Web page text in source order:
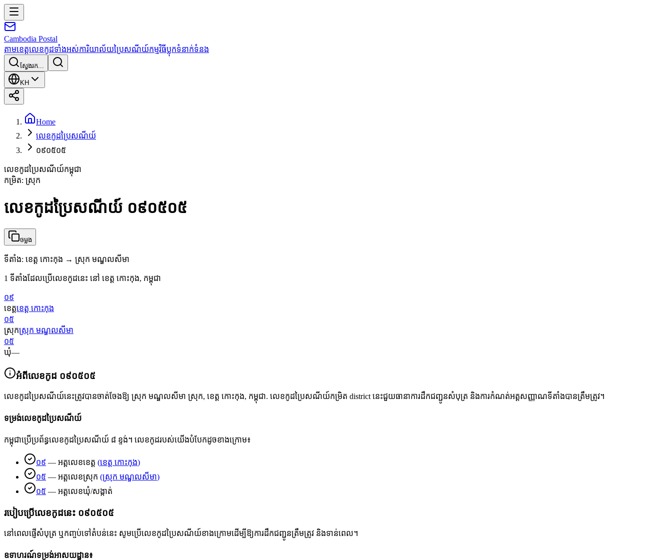
Cambodia Postal
តាមខេត្តលេខកូដទាំងអស់ការិយាល័យប្រៃសណីយ៍កម្មវិធីប្លុកទំនាក់ទំនង
ស្វែងរក...
KH
Home
លេខកូដប្រៃសណីយ៍
០៩០៥០៥
លេខកូដប្រៃសណីយ៍កម្ពុជា
កម្រិត: ស្រុក
លេខកូដប្រៃសណីយ៍ ០៩០៥០៥
ចម្លង
ទីតាំង: ខេត្ត កោះកុង → ស្រុក មណ្ឌលសីមា
1 ទីតាំងដែលប្រើលេខកូដនេះ នៅ ខេត្ត កោះកុង, កម្ពុជា
០៩
ខេត្តខេត្ត កោះកុង
០៥
ស្រុកស្រុក មណ្ឌលសីមា
០៥
ឃុំ—
អំពីលេខកូដ ០៩០៥០៥
លេខកូដប្រៃសណីយ៍នេះត្រូវបានចាត់ចែងឱ្យ ស្រុក មណ្ឌលសីមា ស្រុក, ខេត្ត កោះកុង, កម្ពុជា. លេខកូដប្រៃសណីយ៍កម្រិត district នេះជួយធានាការដឹកជញ្ជូនសំបុត្រ និងការកំណត់អត្តសញ្ញាណទីតាំងបានត្រឹមត្រូវ។
ទម្រង់លេខកូដប្រៃសណីយ៍
កម្ពុជាប្រើប្រព័ន្ធលេខកូដប្រៃសណីយ៍ ៨ ខ្ទង់។ លេខកូដរបស់យើងបំបែកដូចខាងក្រោម៖
០៩ — អត្តលេខខេត្ត (ខេត្ត កោះកុង)
០៥ — អត្តលេខស្រុក (ស្រុក មណ្ឌលសីមា)
០៥ — អត្តលេខឃុំ/សង្កាត់
របៀបប្រើលេខកូដនេះ ០៩០៥០៥
នៅពេលផ្ញើសំបុត្រ ឬកញ្ចប់ទៅតំបន់នេះ សូមប្រើលេខកូដប្រៃសណីយ៍ខាងក្រោមដើម្បីឱ្យការដឹកជញ្ជូនត្រឹមត្រូវ និងទាន់ពេល។
ឧទាហរណ៍ទម្រង់អាសយដ្ឋាន៖